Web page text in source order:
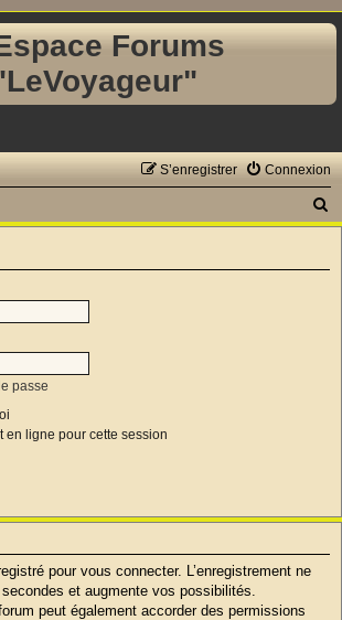
Forums
Connexion
S’enregistrer
passe
en ligne pour cette session
pour vous connecter. L’enregistrement ne
et augmente vos possibilités.
forum peut également accorder des permissions